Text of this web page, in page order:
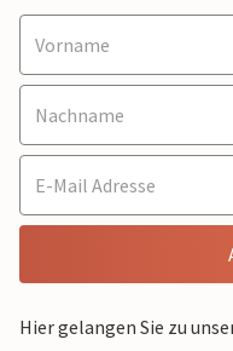
Hier gelangen Sie zu